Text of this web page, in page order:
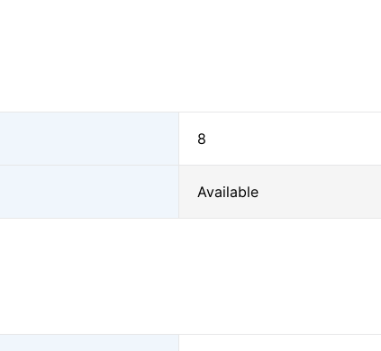
8
Available